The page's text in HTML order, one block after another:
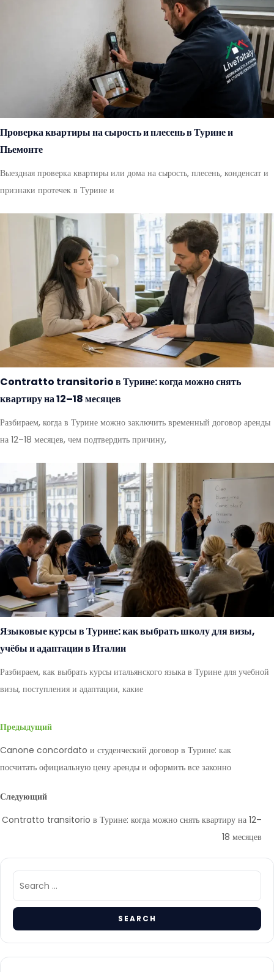
Проверка квартиры на сырость и плесень в Турине и
Пьемонте
Выездная проверка квартиры или дома на сырость, плесень, конденсат и
признаки протечек в Турине и
Contratto transitorio в Турине: когда можно снять
квартиру на 12–18 месяцев
Разбираем, когда в Турине можно заключить временный договор аренды
на 12–18 месяцев, чем подтвердить причину,
Языковые курсы в Турине: как выбрать школу для визы,
учёбы и адаптации в Италии
Разбираем, как выбрать курсы итальянского языка в Турине для учебной
визы, поступления и адаптации, какие
Предыдущий
Canone concordato и студенческий договор в Турине: как
посчитать официальную цену аренды и оформить все законно
Следующий
Contratto transitorio в Турине: когда можно снять квартиру на 12–
18 месяцев